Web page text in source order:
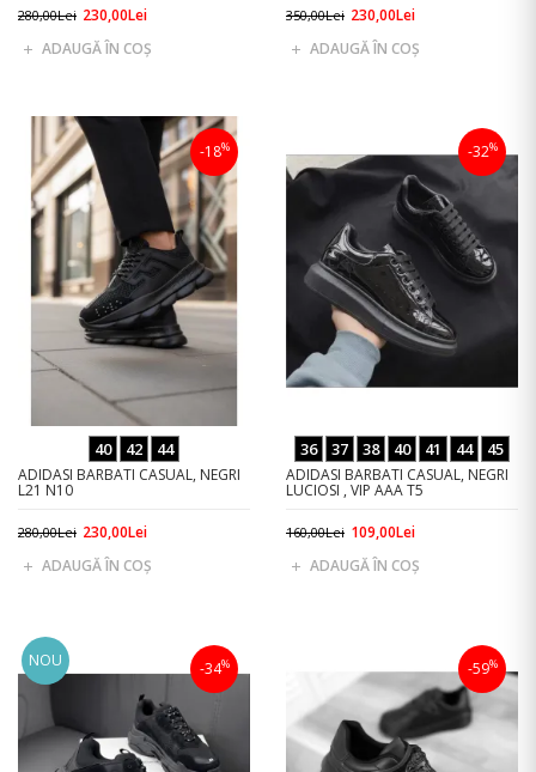
280,00Lei 230,00Lei
ADAUGĂ ÎN COŞ
350,00Lei 230,00Lei
ADAUGĂ ÎN COŞ
-18%
40 42 44
ADIDASI BARBATI CASUAL, NEGRI
L21 N10
280,00Lei 230,00Lei
ADAUGĂ ÎN COŞ
-32%
36 37 38 40 41 44 45
ADIDASI BARBATI CASUAL, NEGRI
LUCIOSI , VIP AAA T5
160,00Lei 109,00Lei
ADAUGĂ ÎN COŞ
-34%
NOU -59%